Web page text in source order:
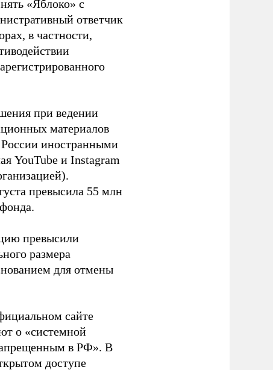
«Яблоко» с
ответчик
в частности,
при ведении
материалов
России иностранными
YouTube и Instagram
превысила 55 млн
превысили
размера
для отмены
сайте
о «системной
в РФ». В
доступе